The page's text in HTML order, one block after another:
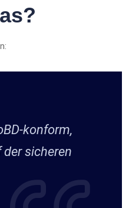
konform,
sicheren